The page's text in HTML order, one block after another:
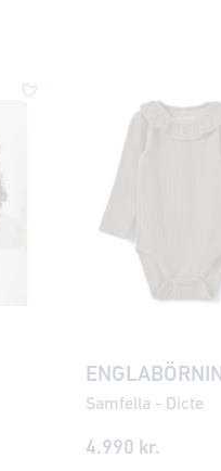
ENGLABÖRNIN
Samfella - Dicte
4.990 kr.